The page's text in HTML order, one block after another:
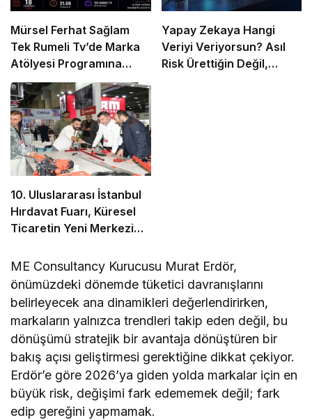
Mürsel Ferhat Sağlam
Tek Rumeli Tv’de Marka
Atölyesi Programına
Konuk Oldu
Yapay Zekaya Hangi
Veriyi Veriyorsun? Asıl
Risk Ürettiğin Değil,
10. Uluslararası İstanbul
Hırdavat Fuarı, Küresel
Ticaretin Yeni Merkezi
ME Consultancy Kurucusu Murat Erdör,
önümüzdeki dönemde tüketici davranışlarını
belirleyecek ana dinamikleri değerlendirirken,
markaların yalnızca trendleri takip eden değil, bu
dönüşümü stratejik bir avantaja dönüştüren bir
bakış açısı geliştirmesi gerektiğine dikkat çekiyor.
Erdör’e göre 2026’ya giden yolda markalar için en
büyük risk, değişimi fark edememek değil; fark
edip gereğini yapmamak.